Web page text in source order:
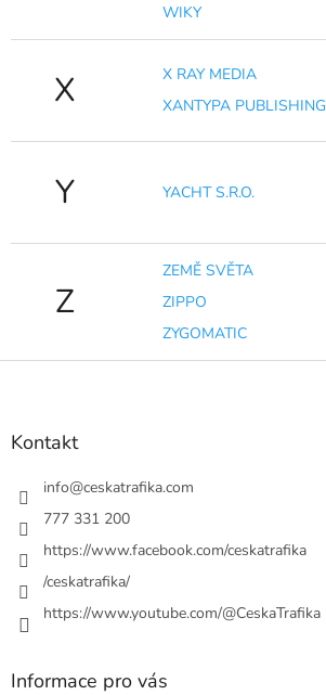
WIKY
X
X RAY MEDIA
XANTYPA PUBLISHING
Y YACHT S.R.O.
Z
ZEMĚ SVĚTA
ZIPPO
ZYGOMATIC
Z
Kontakt
info@ceskatrafika.com
777 331 200
https://www.facebook.com/ceskatrafika
/ceskatrafika/
https://www.youtube.com/@CeskaTrafika
Informace pro vás